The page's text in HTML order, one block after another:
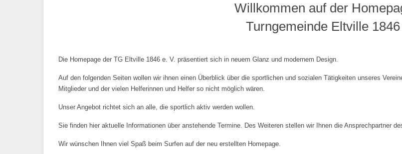
Willkommen auf der
Turngemeinde Eltville 1846
Die Homepage der TG Eltville 1846 e. V. präsentiert sich in neuem Glanz und modernem Design.
Auf den folgenden Seiten wollen wir ihnen einen Überblick über die sportlichen und sozialen Tätigkeiten unseres
Mitglieder und der vielen Helferinnen und Helfer so nicht möglich wären.
Unser Angebot richtet sich an alle, die sportlich aktiv werden wollen.
Sie finden hier aktuelle Informationen über anstehende Termine. Des Weiteren stellen wir Ihnen die Ansprechpartner
Wir wünschen Ihnen viel Spaß beim Surfen auf der neu erstellten Homepage.